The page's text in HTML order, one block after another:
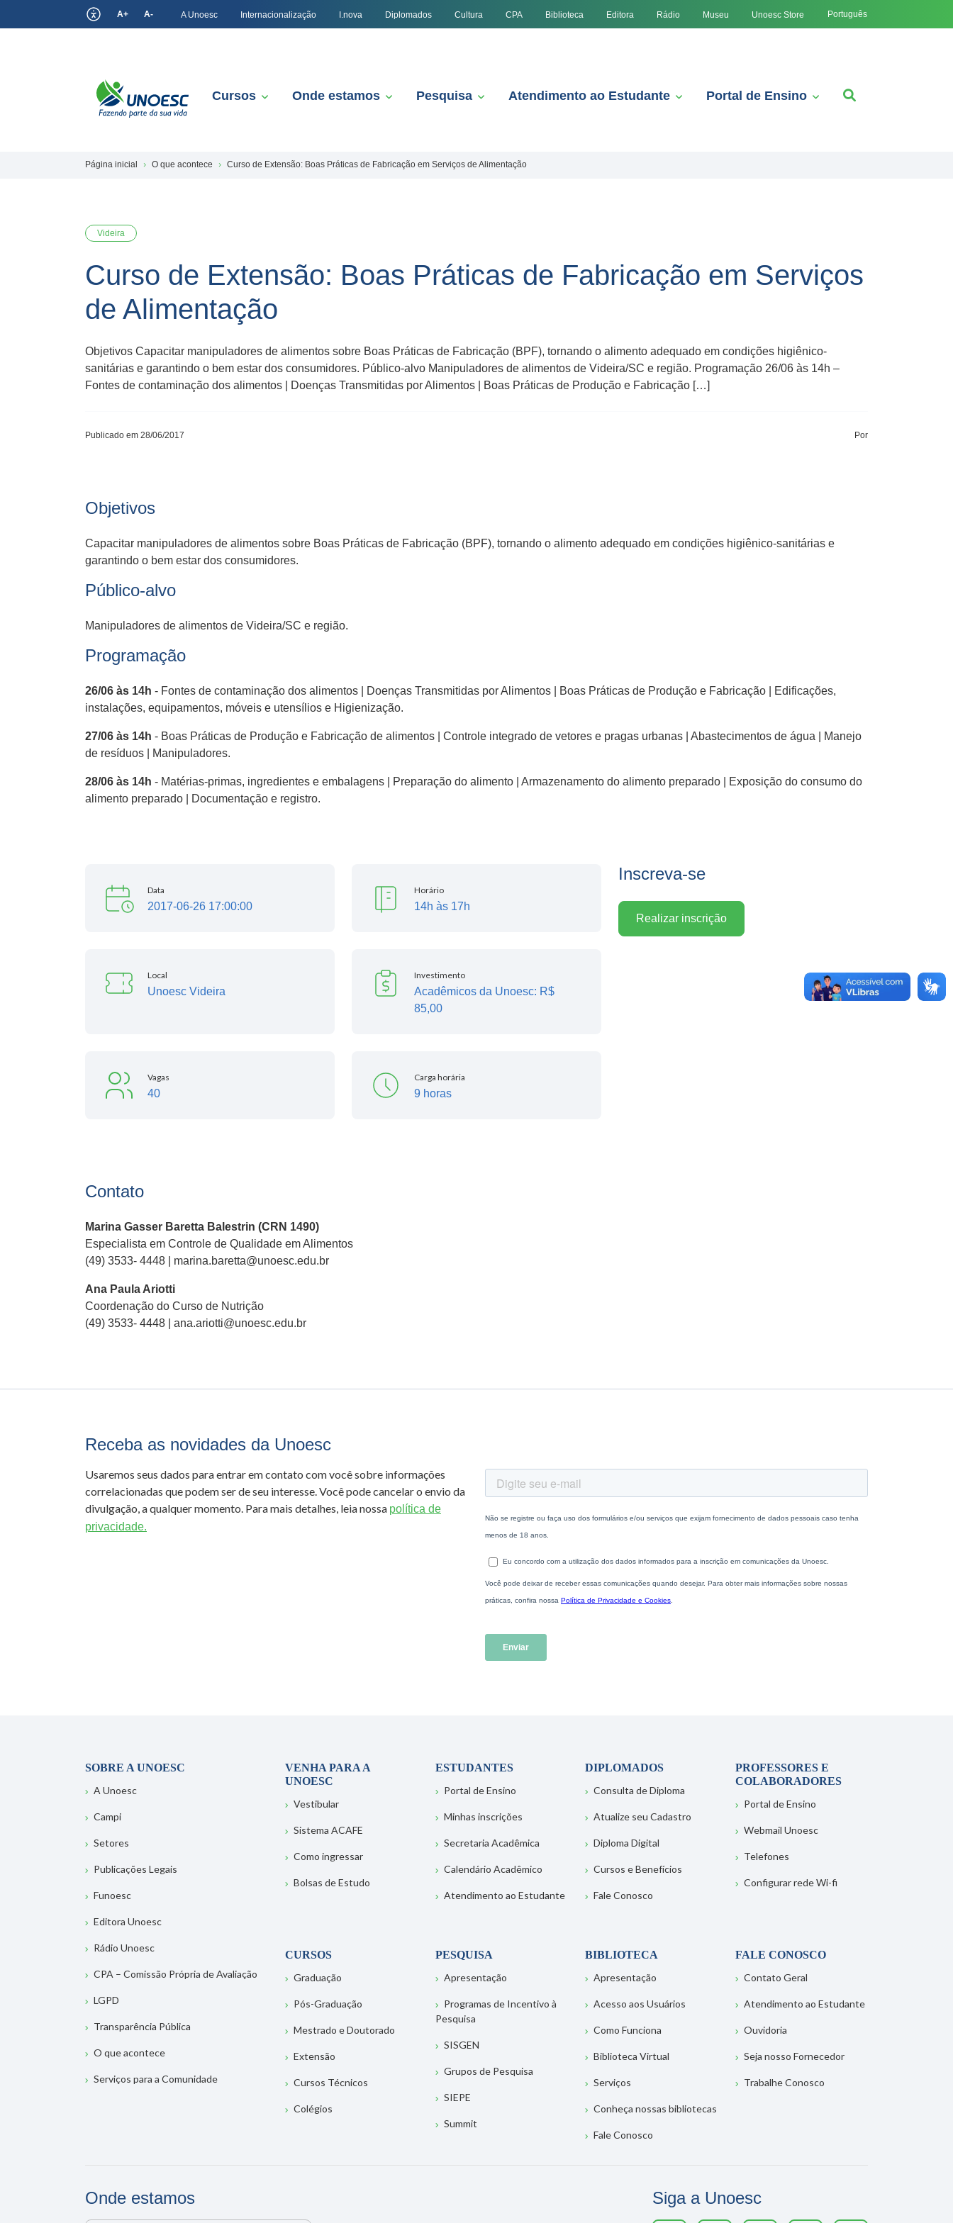
A+ A- A Unoesc Internacionalização I.nova Diplomados Cultura CPA Biblioteca Editora Rádio Museu Unoesc Store Português
Cursos Onde estamos Pesquisa Atendimento ao Estudante Portal de Ensino
Página inicial O que acontece Curso de Extensão: Boas Práticas de Fabricação em Serviços de Alimentação
Videira
Curso de Extensão: Boas Práticas de Fabricação em Serviços
de Alimentação
Objetivos Capacitar manipuladores de alimentos sobre Boas Práticas de Fabricação (BPF), tornando o alimento adequado em condições higiênico-
sanitárias e garantindo o bem estar dos consumidores. Público-alvo Manipuladores de alimentos de Videira/SC e região. Programação 26/06 às 14h –
Fontes de contaminação dos alimentos | Doenças Transmitidas por Alimentos | Boas Práticas de Produção e Fabricação […]
Publicado em 28/06/2017 Por
Objetivos
Capacitar manipuladores de alimentos sobre Boas Práticas de Fabricação (BPF), tornando o alimento adequado em condições higiênico-sanitárias e
garantindo o bem estar dos consumidores.
Público-alvo
Manipuladores de alimentos de Videira/SC e região.
Programação
26/06 às 14h - Fontes de contaminação dos alimentos | Doenças Transmitidas por Alimentos | Boas Práticas de Produção e Fabricação | Edificações,
instalações, equipamentos, móveis e utensílios e Higienização.
27/06 às 14h - Boas Práticas de Produção e Fabricação de alimentos | Controle integrado de vetores e pragas urbanas | Abastecimentos de água | Manejo
de resíduos | Manipuladores.
28/06 às 14h - Matérias-primas, ingredientes e embalagens | Preparação do alimento | Armazenamento do alimento preparado | Exposição do consumo do
alimento preparado | Documentação e registro.
Data
2017-06-26 17:00:00
Horário
14h às 17h
Local
Unoesc Videira
Investimento
Acadêmicos da Unoesc: R$
85,00
Vagas
40
Carga horária
9 horas
Inscreva-se
Realizar inscrição
Contato
Marina Gasser Baretta Balestrin (CRN 1490)
Especialista em Controle de Qualidade em Alimentos
(49) 3533- 4448 | marina.baretta@unoesc.edu.br
Ana Paula Ariotti
Coordenação do Curso de Nutrição
(49) 3533- 4448 | ana.ariotti@unoesc.edu.br
Receba as novidades da Unoesc
Usaremos seus dados para entrar em contato com você sobre informações
correlacionadas que podem ser de seu interesse. Você pode cancelar o envio da
divulgação, a qualquer momento. Para mais detalhes, leia nossa política de
privacidade.
SOBRE A UNOESC
A Unoesc
Campi
Setores
Publicações Legais
Funoesc
Editora Unoesc
Rádio Unoesc
CPA – Comissão Própria de Avaliação
LGPD
Transparência Pública
O que acontece
Serviços para a Comunidade
VENHA PARA A
UNOESC
Vestibular
Sistema ACAFE
Como ingressar
Bolsas de Estudo
ESTUDANTES
Portal de Ensino
Minhas inscrições
Secretaria Acadêmica
Calendário Acadêmico
Atendimento ao Estudante
DIPLOMADOS
Consulta de Diploma
Atualize seu Cadastro
Diploma Digital
Cursos e Benefícios
Fale Conosco
PROFESSORES E
COLABORADORES
Portal de Ensino
Webmail Unoesc
Telefones
Configurar rede Wi-fi
CURSOS
Graduação
Pós-Graduação
Mestrado e Doutorado
Extensão
Cursos Técnicos
Colégios
PESQUISA
Apresentação
Programas de Incentivo à
Pesquisa
SISGEN
Grupos de Pesquisa
SIEPE
Summit
BIBLIOTECA
Apresentação
Acesso aos Usuários
Como Funciona
Biblioteca Virtual
Serviços
Conheça nossas bibliotecas
Fale Conosco
FALE CONOSCO
Contato Geral
Atendimento ao Estudante
Ouvidoria
Seja nosso Fornecedor
Trabalhe Conosco
Onde estamos Siga a Unoesc